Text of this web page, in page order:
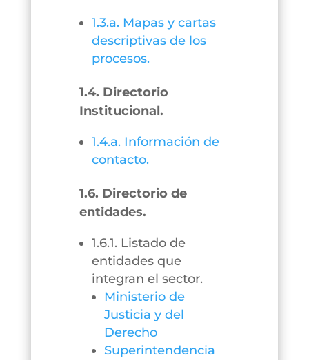
1.3.a. Mapas y cartas
descriptivas de los
procesos.
1.4. Directorio
Institucional.
1.4.a. Información de
contacto.
1.6. Directorio de
entidades.
1.6.1. Listado de
entidades que
integran el sector.
Ministerio de
Justicia y del
Derecho
Superintendencia